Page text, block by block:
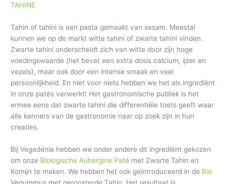
TAHINE
Tahin of tahini is een pasta gemaakt van sesam. Meestal
kunnen we op de markt witte tahini of zwarte tahini vinden.
Zwarte tahini onderscheidt zich van witte door zijn hoge
voedingswaarde (het bevat een extra dosis calcium, ijzer en
vezels), maar ook door een intense smaak en veel
persoonlijkheid. En niet voor niets hebben we het als ingrediënt
in onze patés verwerkt! Het gastronomische publiek is het
ermee eens dat zwarte tahini die differentiële toets geeft waar
alle kenners van de gastronomie naar op zoek zijn in hun
creaties.
Bij Vegadénia hebben we onder andere dit ingrediënt gekozen
om onze Biologische Aubergine Paté met Zwarte Tahin en
Komijn te maken. We hebben het ook geïntroduceerd in de Bio
Vegummus met geroosterde Tahin. Het resultaat is